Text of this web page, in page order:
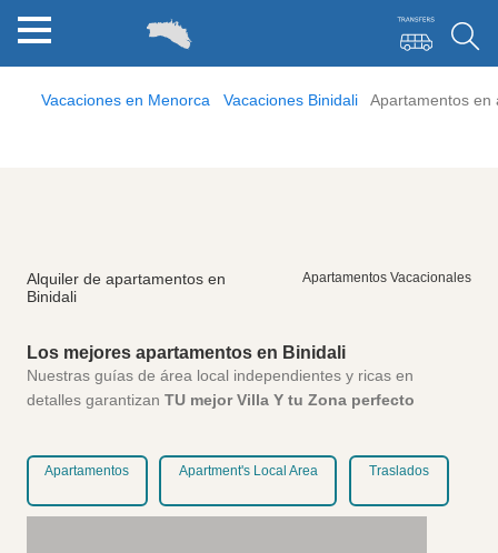
Vacaciones en Menorca Vacaciones Binidali Apartamentos en
Alquiler de apartamentos en
Binidali
Apartamentos Vacacionales
Los mejores apartamentos en Binidali
Nuestras guías de área local independientes y ricas en
detalles garantizan TU mejor Villa Y tu Zona perfecto
Apartamentos Apartment's Local Area Traslados